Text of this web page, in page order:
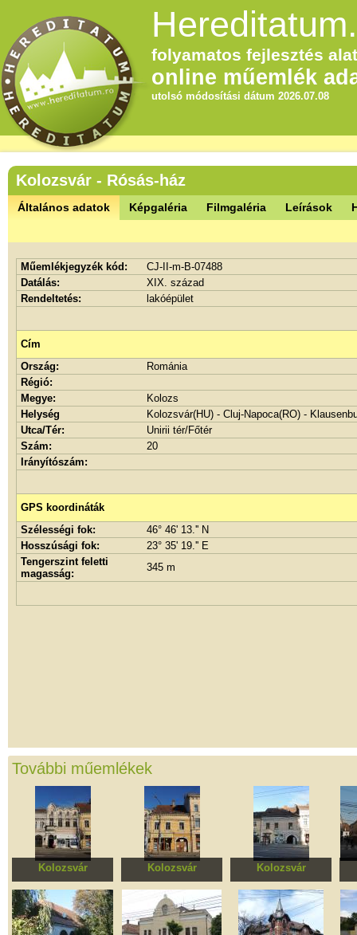
folyamatos fejlesztés
online műemlék
utolsó módosítási dátum 2026.07.08
Kolozsvár - Rósás-ház
Általános adatok Képgaléria Filmgaléria Leírások
Műemlékjegyzék kód:
CJ-II-m-B-07488
Datálás:
XIX. század
Rendeltetés:
lakóépület
Cím
Ország:
Románia
Régió:
Megye:
Kolozs
Helység
Kolozsvár(HU) - Cluj-Napoca(RO) -
Utca/Tér:
Unirii tér/Főtér
Szám:
20
Irányítószám:
GPS koordináták
Szélességi fok:
46° 46' 13.'' N
Hosszúsági fok:
23° 35' 19.'' E
Tengerszint feletti
magasság:
345 m
További műemlékek
Kolozsvár
Karvázy–Püspöki-ház
Kolozsvár
Stampa-ház
Kolozsvár
Rácz-ház